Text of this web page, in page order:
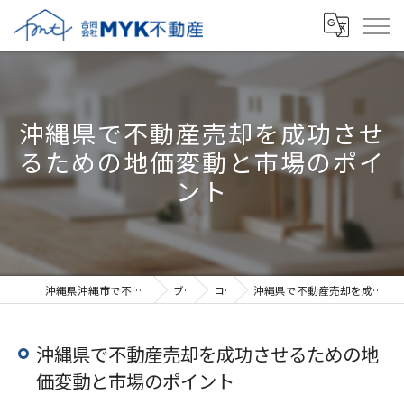
沖縄県で不動産売却を成功させ
るための地価変動と市場のポイ
ント
沖縄県沖縄市で不動産売却なら合同会社MYK不動産 ブログ コラム 沖縄県で不動産売却を成功させるための地価変動と市場のポイント
沖縄県で不動産売却を成功させるための地
価変動と市場のポイント